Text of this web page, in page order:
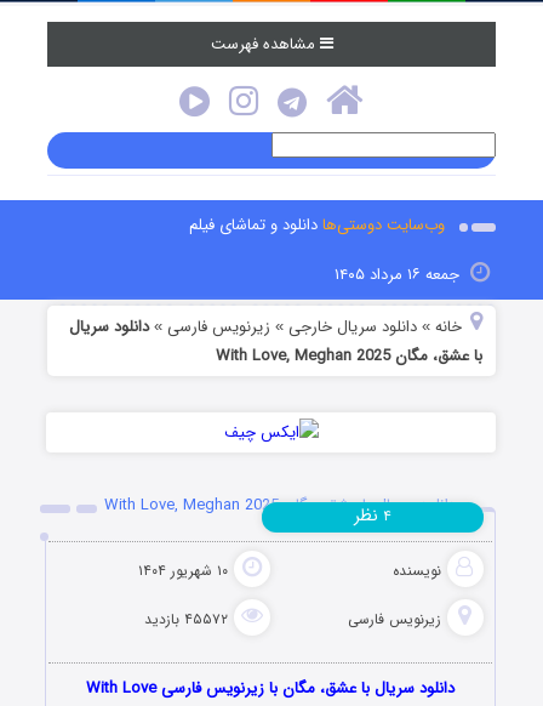
مشاهده فهرست
وب‌سایت دوستی‌هادانلود و تماشای فیلم
جمعه ۱۶ مرداد ۱۴۰۵
خانه »دانلود سریال خارجی » زیرنویس فارسی »دانلود سریال
با عشق، مگان With Love, Meghan 2025
دانلود سریال با عشق، مگان With Love, Meghan 2025
نویسنده ۱۰ شهریور ۱۴۰۴
زیرنویس فارسی ۴۵۵۷۲ بازدید
۴ نظر
دانلود سریال با عشق، مگان با زیرنویس فارسی With Love